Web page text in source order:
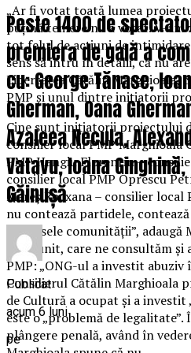
„Ar fi votat toată lumea
puțină temere nu a votat. V-
tot felul de acțiuni de intimidare
sens să intru în detalii, că nu
Libertatea Cătălin Marghioala,
PMP și unul dintre inițiatorii
Cine sunt inițiatorii proiectului
consilier local PMP Marghioala
PMP Hangiu Florentin –
consilier local PMP Oprescu
Mareș Rocxana – consilier local
nu contează partidele,
interesele comunității”,
grup unit, care ne consultăm
PMP: „ONG-ul a investit abuziv
Consilierul Cătălin Marghioala
de Cultură a ocupat și a investit
este o „problemă de
plângere penală, având în
Peste 1400 de
premiera de gală a
cu: George Tănase,
Gherman, Oana
Azaleea Necula,
Vatavu, Ioana
Găinușă
Publicat
acum 6 luni
pe